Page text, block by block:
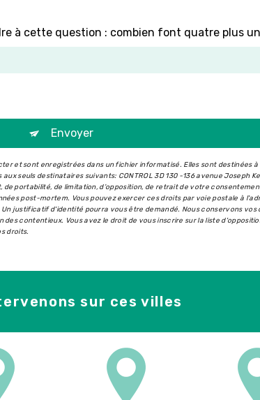
à cette question : combien font quatre plus
Envoyer
et sont enregistrées dans un fichier informatisé. Elles sont destinées à
seuls destinataires suivants: CONTROL 3D 130 -136 avenue Joseph
portabilité, de limitation, d’opposition, de retrait de votre
post-mortem. Vous pouvez exercer ces droits par voie postale à
justificatif d'identité pourra vous être demandé. Nous conservons vos
contentieux. Vous avez le droit de vous inscrire sur la liste
droits.
sur ces villes